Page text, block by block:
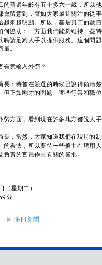
的普遍年齡有五十多六十歲，所以
會留意到，譬如大家最近關注的從
越來越明顯。所以，基層員工的數
何協助：一方面我們能夠維持一些
聘請足夠人手以提供服務。這個問
。
有意輸入外勞？
長：特首在競選的時候已說得頗清
但正如剛才的問題－哪些行業和職
勞方面，看到現在許多地方都說人
長：當然，大家知道我們在現時的
的看法，所以要待一些僱主在聘用
負責的官員作出有關的審批。
（星期二）
分
昨日新聞